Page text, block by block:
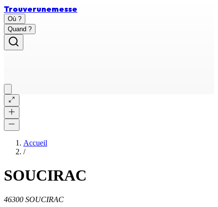
Trouverunemesse
Où ?
Quand ?
Accueil
/
SOUCIRAC
46300 SOUCIRAC